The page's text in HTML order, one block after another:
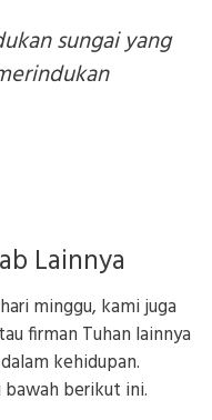
sungai yang
Lainnya
minggu, kami juga
firman Tuhan lainnya
kehidupan.
bawah berikut ini.